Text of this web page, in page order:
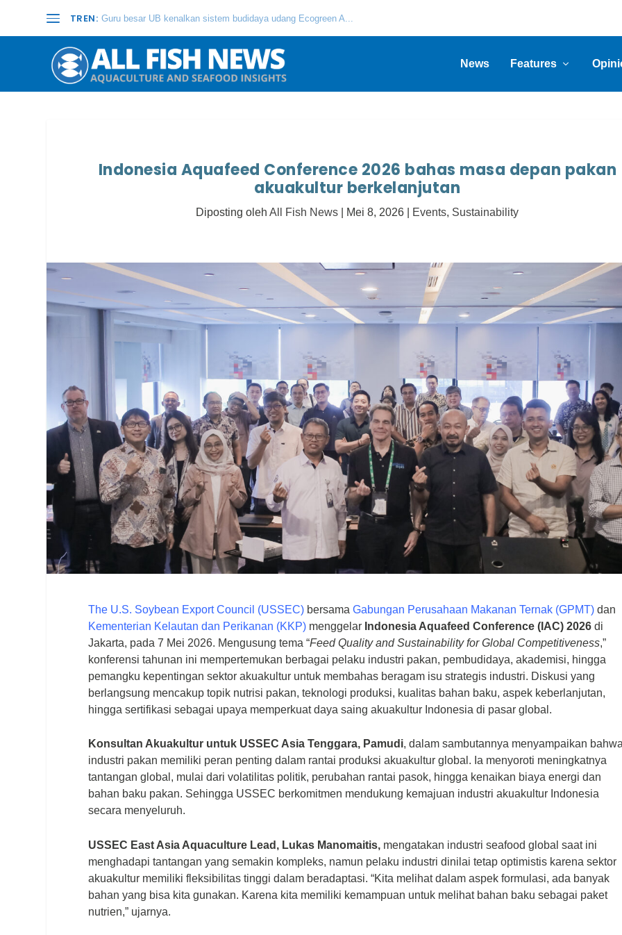
TREN: Guru besar UB kenalkan sistem budidaya udang Ecogreen A...
News Features
Indonesia Aquafeed Conference 2026 bahas masa depan pakan
akuakultur berkelanjutan
Diposting olehAll Fish News Mei 8, 2026 Events, Sustainability
The U.S. Soybean Export Council (USSEC) bersamaGabungan Perusahaan Makanan Ternak (GPMT) dan
Kementerian Kelautan dan Perikanan (KKP) menggelar Indonesia Aquafeed Conference (IAC) 2026 di
Jakarta, pada 7 Mei 2026. Mengusung tema “Feed Quality and Sustainability for Global Competitiveness,”
konferensi tahunan ini mempertemukan berbagai pelaku industri pakan, pembudidaya, akademisi, hingga
pemangku kepentingan sektor akuakultur untuk membahas beragam isu strategis industri. Diskusi yang
berlangsung mencakup topik nutrisi pakan, teknologi produksi, kualitas bahan baku, aspek keberlanjutan,
hingga sertifikasi sebagai upaya memperkuat daya saing akuakultur Indonesia di pasar global.
Konsultan Akuakultur untuk USSEC Asia Tenggara, Pamudi, dalam sambutannya menyampaikan
industri pakan memiliki peran penting dalam rantai produksi akuakultur global. Ia menyoroti meningkatnya
tantangan global, mulai dari volatilitas politik, perubahan rantai pasok, hingga kenaikan biaya energi dan
bahan baku pakan. Sehingga USSEC berkomitmen mendukung kemajuan industri akuakultur Indonesia
secara menyeluruh.
USSEC East Asia Aquaculture Lead, Lukas Manomaitis, mengatakan industri seafood global saat ini
menghadapi tantangan yang semakin kompleks, namun pelaku industri dinilai tetap optimistis karena sektor
akuakultur memiliki fleksibilitas tinggi dalam beradaptasi. “Kita melihat dalam aspek formulasi, ada banyak
bahan yang bisa kita gunakan. Karena kita memiliki kemampuan untuk melihat bahan baku sebagai paket
nutrien,” ujarnya.